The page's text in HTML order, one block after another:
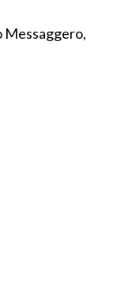
Messaggero,